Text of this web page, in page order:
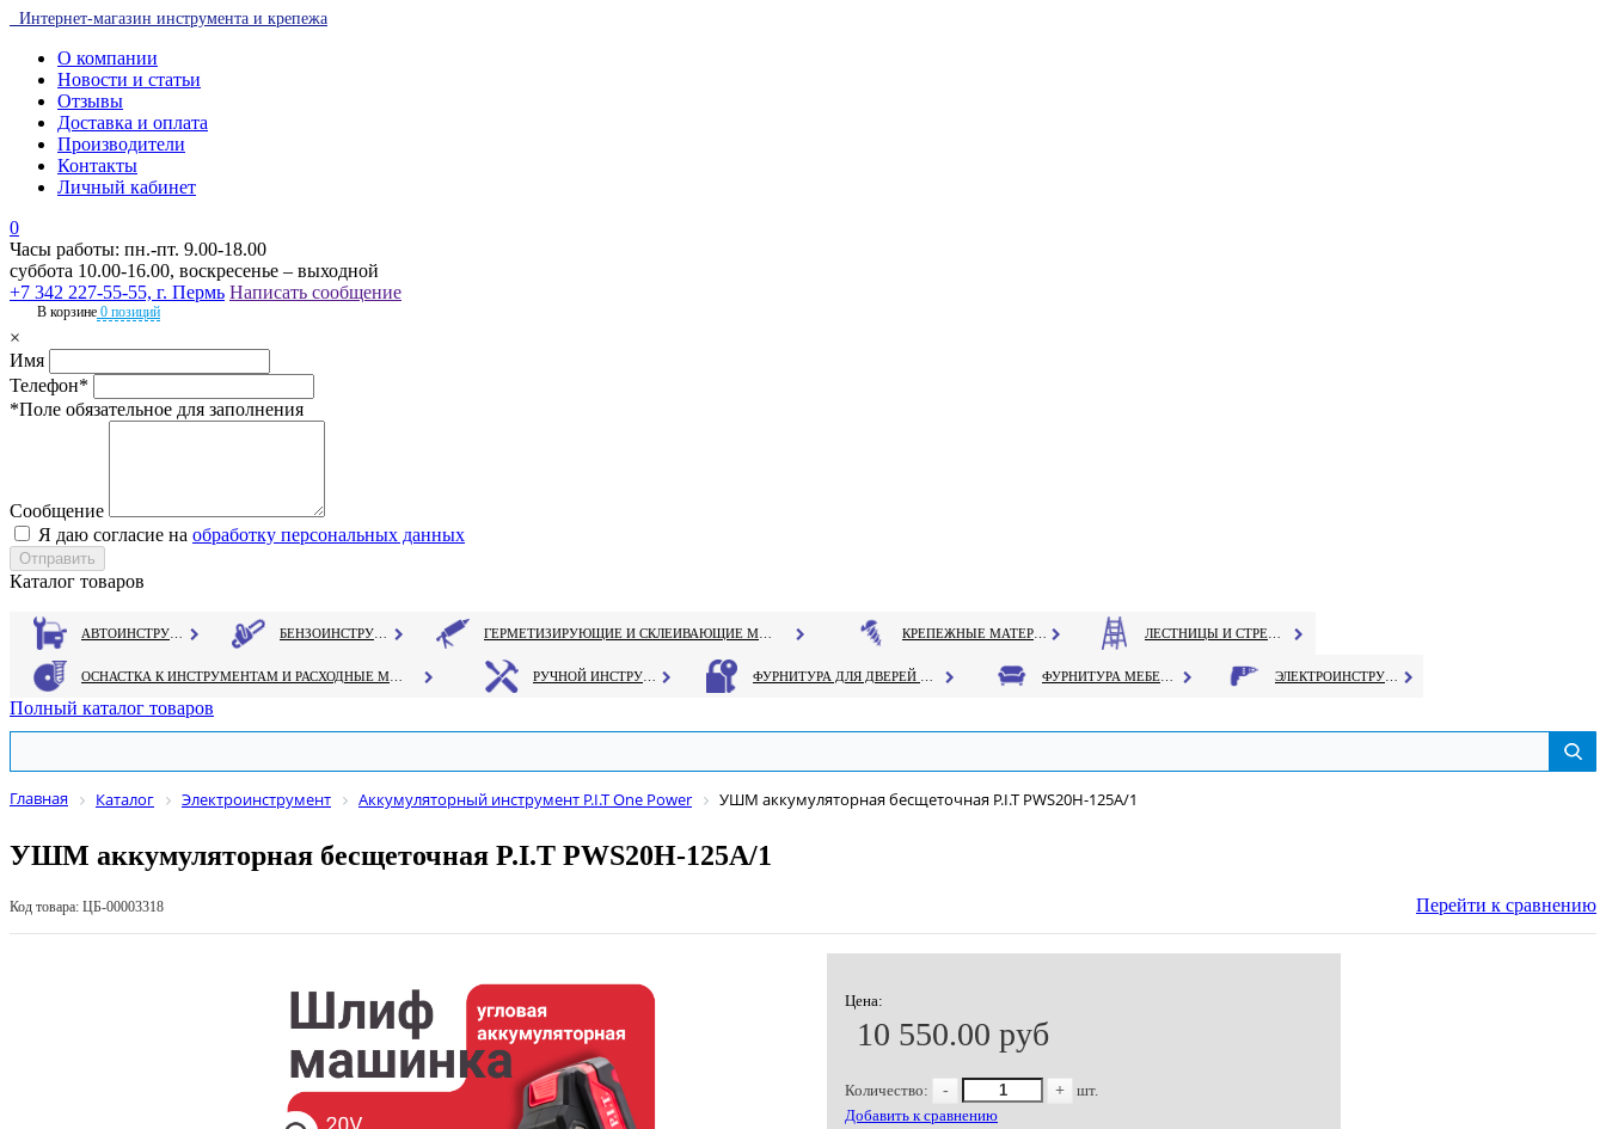
Интернет-магазин инструмента и крепежа
О компании
Новости и статьи
Отзывы
Доставка и оплата
Производители
Контакты
Личный кабинет
0
Часы работы: пн.-пт. 9.00-18.00
суббота 10.00-16.00, воскресенье – выходной
+7 342 227-55-55, г. Пермь Написать сообщение
В корзине 0 позиций
×
Имя
Телефон*
*Поле обязательное для заполнения
Сообщение
Я даю согласие на обработку персональных данных
Каталог товаров
Полный каталог товаров
Главная Каталог Электроинструмент Аккумуляторный инструмент P.I.T One Power УШМ аккумуляторная бесщеточная P.I.T РWS20Н-125А/1
УШМ аккумуляторная бесщеточная P.I.T РWS20Н-125А/1
Код товара: ЦБ-00003318 Перейти к сравнению
Цена:
10 550.00 руб
Количество: - +
шт.
Добавить к сравнению